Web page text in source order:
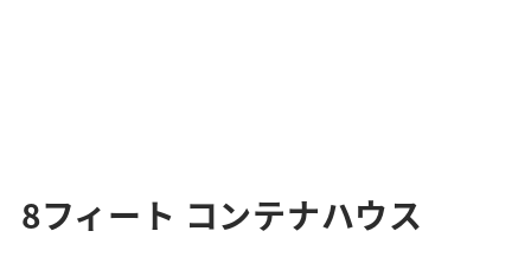
8フィート コンテナハウス